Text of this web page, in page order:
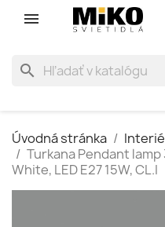
search
Úvodná stránka
Turkana Pendant lamp
White, LED E27 15W, CL.I